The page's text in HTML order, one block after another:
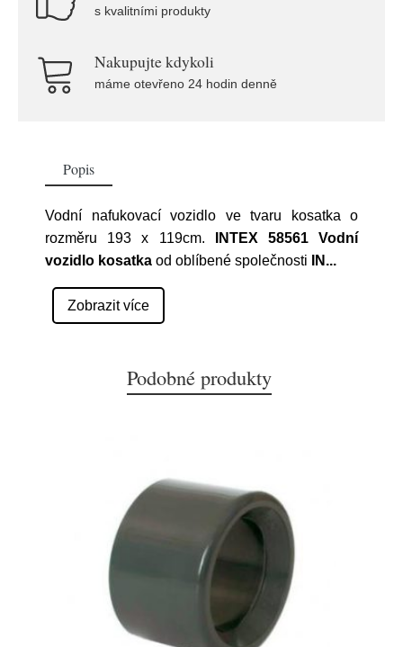
s kvalitními produkty
Nakupujte kdykoli
máme otevřeno 24 hodin denně
Popis
Vodní nafukovací vozidlo ve tvaru kosatka o
rozměru 193 x 119cm.
INTEX 58561 Vodní
vozidlo kosatka od oblíbené společnosti IN ...
Zobrazit více
Podobné produkty